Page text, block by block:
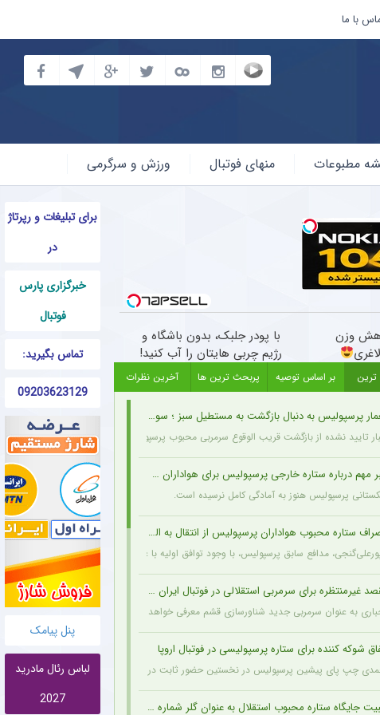
با ما
مطبوعات منهای فوتبال ورزش و سرگرمی
برای تبلیغات و رپرتاژ
در
خبرگزاری پارس
فوتبال
تماس بگیرید:
09203623129
پنل پیامک
لباس رئال مادرید
2027
وزن
با پودر جلبک، بدون باشگاه و
رژیم چربی هایتان را آب کنید!
ترین بر اساس توصیه پربحث ترین ها آخرین نظرات
پرسپولیس به دنبال بازگشت به مستطیل سبز ؛ سورپرایز بزرگ در راه است ؟ + جزئیات
تایید نشده از بازگشت قریب الوقوع سرمربی محبوب پرسپولیسی‌ها به دنیای فوتبال خبر می‌دهد.
مهم درباره ستاره خارجی پرسپولیس برای هواداران + جزئیات
پرسپولیس هنوز به آمادگی کامل نرسیده است.
ستاره محبوب هواداران پرسپولیس از انتقال به الطلبه عراق
مدافع سابق پرسپولیس، با وجود توافق اولیه با علیرضا منصوریان و باشگاه الطلبه
غیرمنتظره برای سرمربی استقلالی در فوتبال ایران + جزئیات
به عنوان سرمربی جدید شناورسازی قشم معرفی خواهد شد.
شوکه کننده برای ستاره پرسپولیسی در فوتبال اروپا
چپ‌ پای پیشین پرسپولیس در نخستین حضور ثابت در ترکیب بوراتس بانیا لوکا اتفاق شوکه
جایگاه ستاره محبوب استقلال به عنوان گلر شماره یک این تیم برای شروع لیگ